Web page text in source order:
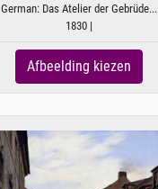
German: Das Atelier der Gebrüde...
1830 |
Afbeelding kiezen